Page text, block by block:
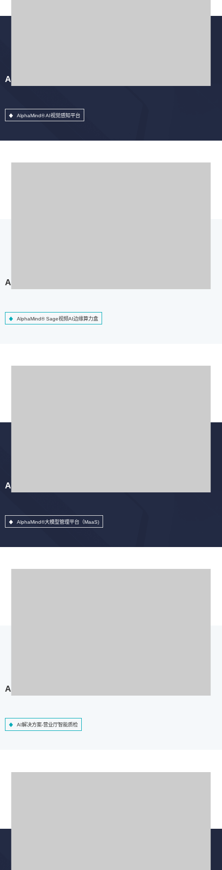
AlphaMind® AI视觉感知平台
AlphaMind® AI视觉感知平台
AlphaMind® Sage视频AI边缘算力盒
AlphaMind® Sage视频AI边缘算力盒
AlphaMind®大模型管理平台（MaaS)
AlphaMind®大模型管理平台（MaaS)
AI解决方案-营业厅智能质检
AI解决方案-营业厅智能质检